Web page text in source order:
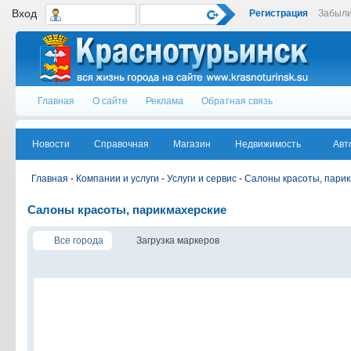
Вход Регистрация
Главная О сайте Реклама Обратная связь
Новости Справочная Магазин Недвижимость
Главная - Компании и услуги - Услуги и сервис - Салоны красоты,
Салоны красоты, парикмахерские
Все города Загрузка маркеров